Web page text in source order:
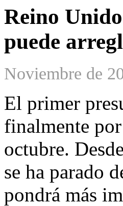
Reino
puede
Noviembre de
El primer
finalmente
octubre.
se ha parado
pondrá más